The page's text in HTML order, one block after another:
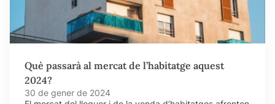
Què passarà al mercat de l’habitatge aquest
2024?
30 de gener de 2024